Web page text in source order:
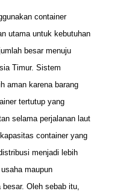
container
utama untuk kebutuhan
besar menuju
Timur. Sistem
aman karena barang
tertutup yang
selama perjalanan laut
container yang
menjadi lebih
maupun
Oleh sebab itu,